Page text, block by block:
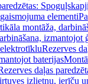
Spoguļskapji
elementi
montāža,
izmantojot
Rezerves
baterijas
daļas
izlietņu, ierīču